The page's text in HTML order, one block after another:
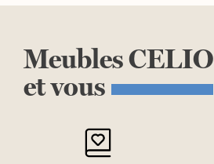
MeublesCELIO
etvous